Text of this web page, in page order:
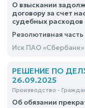
О взыскании
договору за счет
судебных расходов
Резолютивная часть
Иск ПАО
РЕШЕНИЕ ПО
26.09.2025
Производство -
Об обязании